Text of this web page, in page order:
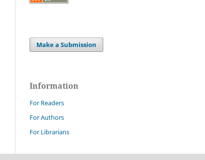
Make a Submission
Information
For Readers
For Authors
For Librarians